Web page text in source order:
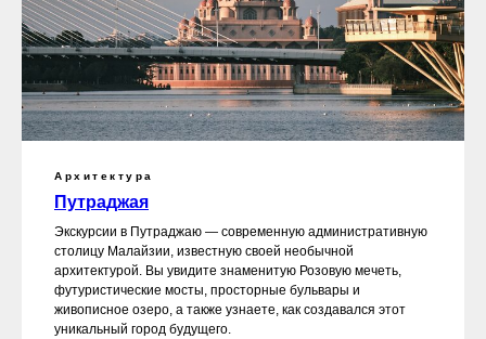
Архитектура
Путраджая
Экскурсии в Путраджаю — современную административную
столицу Малайзии, известную своей необычной
архитектурой. Вы увидите знаменитую Розовую мечеть,
футуристические мосты, просторные бульвары и
живописное озеро, а также узнаете, как создавался этот
уникальный город будущего.